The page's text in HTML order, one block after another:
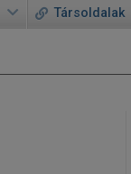
Társoldalak